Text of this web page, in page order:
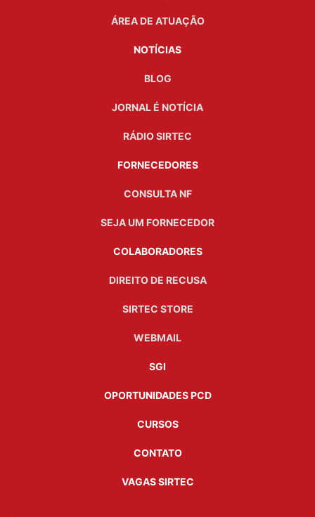
ÁREA DE ATUAÇÃO
NOTÍCIAS
BLOG
JORNAL É NOTÍCIA
RÁDIO SIRTEC
FORNECEDORES
CONSULTA NF
SEJA UM FORNECEDOR
COLABORADORES
DIREITO DE RECUSA
SIRTEC STORE
WEBMAIL
SGI
OPORTUNIDADES PCD
CURSOS
CONTATO
VAGAS SIRTEC